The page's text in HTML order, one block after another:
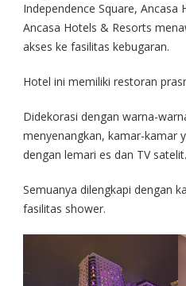
Independence Square, Ancasa
Ancasa Hotels & Resorts
akses ke fasilitas kebugaran.
Hotel ini memiliki restoran
Didekorasi dengan warna-
menyenangkan, kamar-kamar
dengan lemari es dan TV satelit.
Semuanya dilengkapi dengan
fasilitas shower.